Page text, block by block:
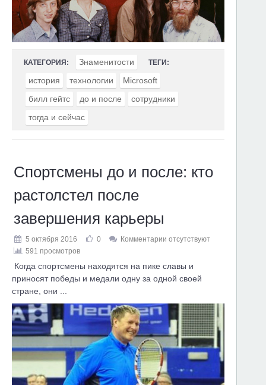
КАТЕГОРИЯ: Знаменитости ТЕГИ:
история технологии
Microsoft
билл гейтс
до и после
сотрудники
тогда и сейчас
Спортсмены до и после: кто
растолстел после
завершения карьеры
5 октября 2016 0
Комментарии отсутствуют
591 просмотров
Когда спортсмены находятся на пике славы и
приносят победы и медали одну за одной своей
стране, они ...